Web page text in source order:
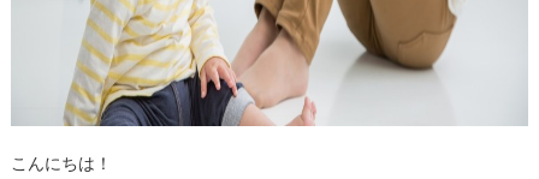
こんにちは！